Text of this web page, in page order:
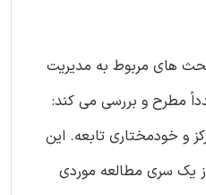
های مربوط به مدیریت
مطرح و بررسی می کند:
و خودمختاری تابعه. این
یک سری مطالعه موردی